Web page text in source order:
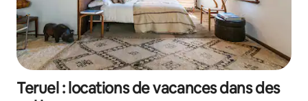
Teruel : locations de vacances dans des